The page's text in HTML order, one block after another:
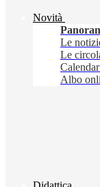
Novità
Le
Le
Albo